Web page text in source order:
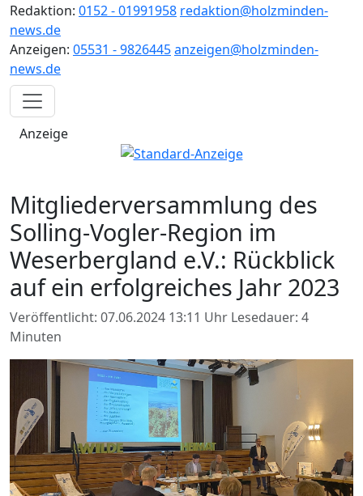
Redaktion: 0152 - 01991958 redaktion@holzminden-
news.de
Anzeigen: 05531 - 9826445anzeigen@holzminden-
news.de
Anzeige
Mitgliederversammlung des
Solling-Vogler-Region im
Weserbergland e.V.: Rückblick
auf ein erfolgreiches Jahr 2023
Veröffentlicht: 07.06.2024 13:11 Uhr Lesedauer: 4
Minuten